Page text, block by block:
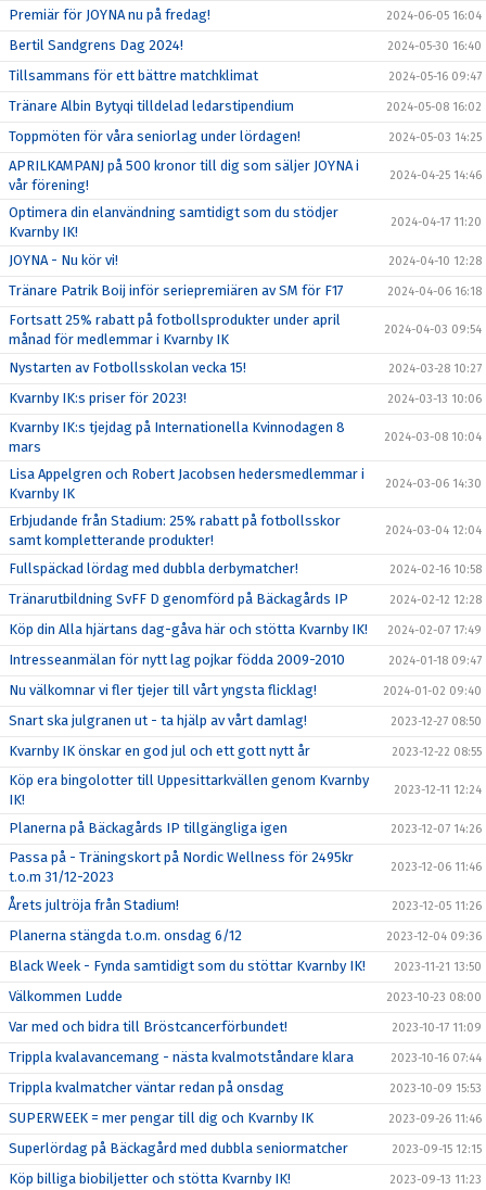
Premiär för JOYNA nu på fredag! 2024-06-05 16:04
Bertil Sandgrens Dag 2024! 2024-05-30 16:40
Tillsammans för ett bättre matchklimat 2024-05-16 09:47
Tränare Albin Bytyqi tilldelad ledarstipendium 2024-05-08 16:02
Toppmöten för våra seniorlag under lördagen! 2024-05-03 14:25
APRILKAMPANJ på 500 kronor till dig som säljer JOYNA i
vår förening!
2024-04-25 14:46
Optimera din elanvändning samtidigt som du stödjer
Kvarnby IK!
2024-04-17 11:20
JOYNA - Nu kör vi! 2024-04-10 12:28
Tränare Patrik Boij inför seriepremiären av SM för F17 2024-04-06 16:18
Fortsatt 25% rabatt på fotbollsprodukter under april
månad för medlemmar i Kvarnby IK
2024-04-03 09:54
Nystarten av Fotbollsskolan vecka 15! 2024-03-28 10:27
Kvarnby IK:s priser för 2023! 2024-03-13 10:06
Kvarnby IK:s tjejdag på Internationella Kvinnodagen 8
mars
2024-03-08 10:04
Lisa Appelgren och Robert Jacobsen hedersmedlemmar i
Kvarnby IK
2024-03-06 14:30
Erbjudande från Stadium: 25% rabatt på fotbollsskor
samt kompletterande produkter!
2024-03-04 12:04
Fullspäckad lördag med dubbla derbymatcher! 2024-02-16 10:58
Tränarutbildning SvFF D genomförd på Bäckagårds IP 2024-02-12 12:28
Köp din Alla hjärtans dag-gåva här och stötta Kvarnby IK! 2024-02-07 17:49
Intresseanmälan för nytt lag pojkar födda 2009-2010 2024-01-18 09:47
Nu välkomnar vi fler tjejer till vårt yngsta flicklag! 2024-01-02 09:40
Snart ska julgranen ut - ta hjälp av vårt damlag! 2023-12-27 08:50
Kvarnby IK önskar en god jul och ett gott nytt år 2023-12-22 08:55
Köp era bingolotter till Uppesittarkvällen genom Kvarnby
IK!
2023-12-11 12:24
Planerna på Bäckagårds IP tillgängliga igen 2023-12-07 14:26
Passa på - Träningskort på Nordic Wellness för 2495kr
t.o.m 31/12-2023
2023-12-06 11:46
Årets jultröja från Stadium! 2023-12-05 11:26
Planerna stängda t.o.m. onsdag 6/12 2023-12-04 09:36
Black Week - Fynda samtidigt som du stöttar Kvarnby IK! 2023-11-21 13:50
Välkommen Ludde 2023-10-23 08:00
Var med och bidra till Bröstcancerförbundet! 2023-10-17 11:09
Trippla kvalavancemang - nästa kvalmotståndare klara 2023-10-16 07:44
Trippla kvalmatcher väntar redan på onsdag 2023-10-09 15:53
SUPERWEEK = mer pengar till dig och Kvarnby IK 2023-09-26 11:46
Superlördag på Bäckagård med dubbla seniormatcher 2023-09-15 12:15
Köp billiga biobiljetter och stötta Kvarnby IK! 2023-09-13 11:23